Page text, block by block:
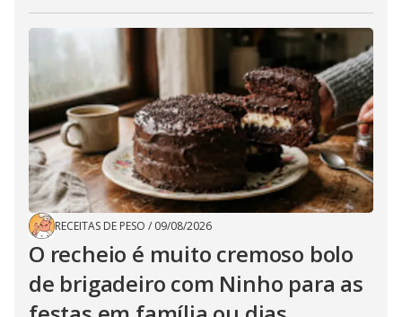
RECEITAS DE PESO / 09/08/2026
O recheio é muito cremoso bolo
de brigadeiro com Ninho para as